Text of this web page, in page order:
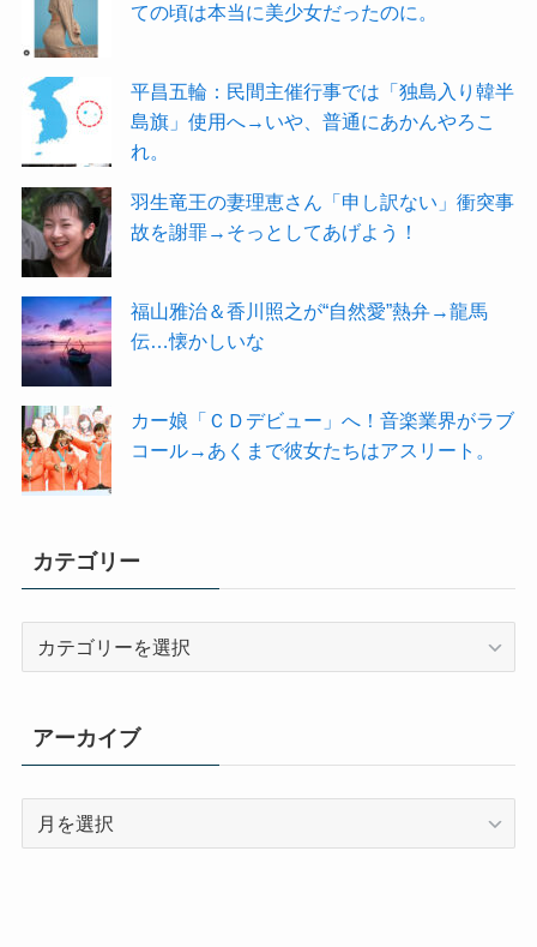
ての頃は本当に美少女だったのに。
平昌五輪：民間主催行事では「独島入り韓半
島旗」使用へ→いや、普通にあかんやろこ
れ。
羽生竜王の妻理恵さん「申し訳ない」衝突事
故を謝罪→そっとしてあげよう！
福山雅治＆香川照之が“自然愛”熱弁→龍馬
伝…懐かしいな
カー娘「ＣＤデビュー」へ！音楽業界がラブ
コール→あくまで彼女たちはアスリート。
カテゴリー
リ
ー
アーカイブ